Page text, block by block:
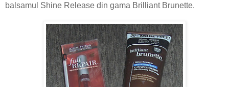
balsamul Shine Release din gama Brilliant Brunette.